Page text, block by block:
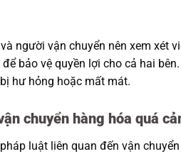
người vận chuyển nên xem xét
bảo vệ quyền lợi cho cả hai
hư hỏng hoặc mất mát.
chuyển hàng hóa quá
luật liên quan đến vận